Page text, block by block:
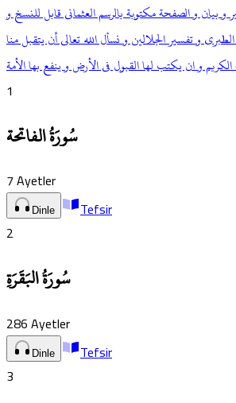
و بيان و الصفحة مكتوبة بالرسم العثماني قابل للنسخ و
و تفسير الجلالين و نسأل الله تعالى أن يتقبل منا
1
سُورَةُ الفاتحة
7Ayetler
Dinle
Tefsir
2
سُورَةُ البَقَرَةِ
286Ayetler
Dinle
Tefsir
3